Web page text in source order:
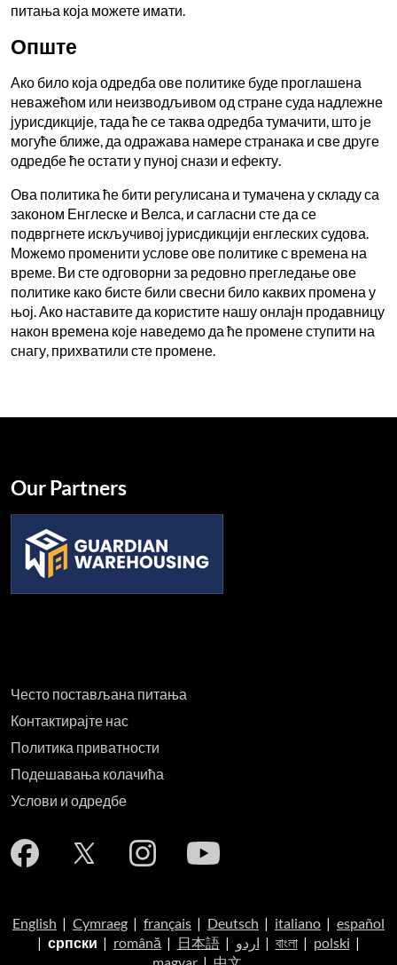
питања која можете имати.
Опште
Ако било која одредба ове политике буде проглашена
неважећом или неизводљивом од стране суда надлежне
јурисдикције, тада ће се таква одредба тумачити, што је
могуће ближе, да одражава намере странака и све друге
одредбе ће остати у пуној снази и ефекту.
Ова политика ће бити регулисана и тумачена у складу са
законом Енглеске и Велса, и сагласни сте да се
подвргнете искључивој јурисдикцији енглеских судова.
Можемо променити услове ове политике с времена на
време. Ви сте одговорни за редовно прегледање ове
политике како бисте били свесни било каквих промена у
њој. Ако наставите да користите нашу онлајн продавницу
након времена које наведемо да ће промене ступити на
снагу, прихватили сте промене.
Често постављана питања
Контактирајте нас
Политика приватности
Подешавања колачића
Услови и одредбе
Our Partners
English | Cymraeg | français | Deutsch | italiano | español
| српски | română | 日本語| اردو | বাংলা| polski |